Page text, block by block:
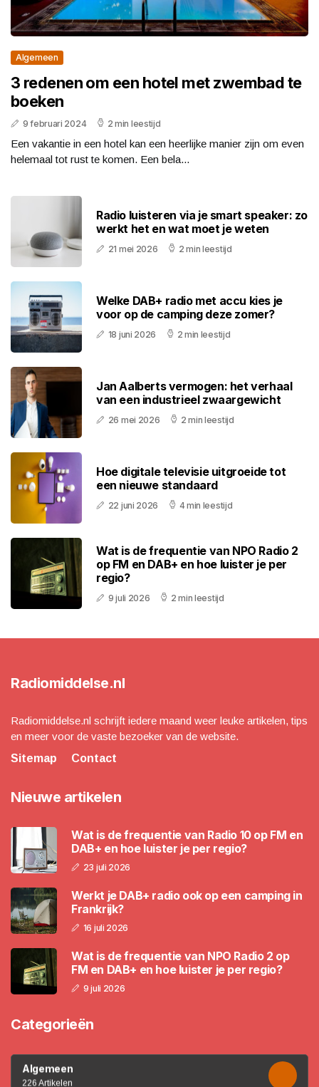
Algemeen
3 redenen om een hotel met zwembad te
boeken
9 februari 2024 2 min leestijd
Een vakantie in een hotel kan een heerlijke manier zijn om even
helemaal tot rust te komen. Een bela...
Radio luisteren via je smart speaker: zo
werkt het en wat moet je weten
21 mei 2026 2 min leestijd
Welke DAB+ radio met accu kies je
voor op de camping deze zomer?
18 juni 2026 2 min leestijd
Jan Aalberts vermogen: het verhaal
van een industrieel zwaargewicht
26 mei 2026 2 min leestijd
Hoe digitale televisie uitgroeide tot
een nieuwe standaard
22 juni 2026 4 min leestijd
Wat is de frequentie van NPO Radio 2
op FM en DAB+ en hoe luister je per
regio?
9 juli 2026 2 min leestijd
Radiomiddelse.nl
Radiomiddelse.nl schrijft iedere maand weer leuke artikelen, tips
en meer voor de vaste bezoeker van de website.
Sitemap
Contact
Nieuwe artikelen
Wat is de frequentie van Radio 10 op FM en
DAB+ en hoe luister je per regio?
23 juli 2026
Werkt je DAB+ radio ook op een camping in
Frankrijk?
16 juli 2026
Wat is de frequentie van NPO Radio 2 op
FM en DAB+ en hoe luister je per regio?
9 juli 2026
Categorieën
Algemeen
226 Artikelen